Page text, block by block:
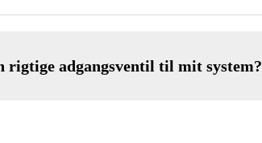
rigtige adgangsventil til mit system?